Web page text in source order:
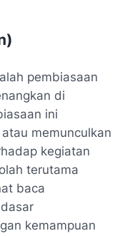
pembiasaan
di
ini
memunculkan
kegiatan
terutama
baca
kemampuan